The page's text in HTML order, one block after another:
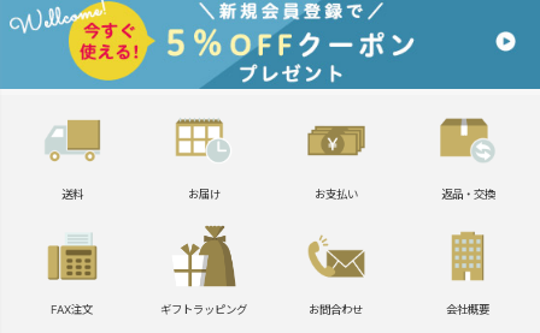
送料 お届け お支払い 返品・交換
FAX注文 ギフトラッピング お問合わせ 会社概要